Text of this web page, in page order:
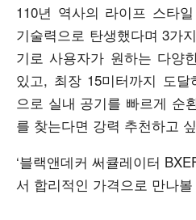
110년 역사의 라이프 스타
기술력으로 탄생했다며 3가
기로 사용자가 원하는 다양
있고, 최장15미터까지 도
으로 실내 공기를 빠르게 순
를 찾는다면 강력 추천하고
‘블랙앤데커 써큘레이터
서 합리적인 가격으로 만나